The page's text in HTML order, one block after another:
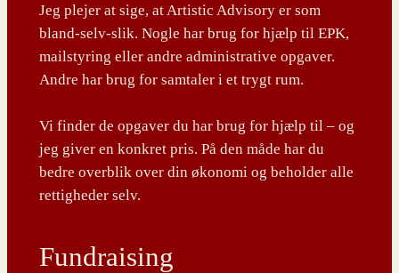
Jeg plejer at sige, at Artistic Advisory er som
bland-selv-slik. Nogle har brug for hjælp til EPK,
mailstyring eller andre administrative opgaver.
Andre har brug for samtaler i et trygt rum.
Vi finder de opgaver du har brug for hjælp til – og
jeg giver en konkret pris. På den måde har du
bedre overblik over din økonomi og beholder alle
rettigheder selv.
Fundraising